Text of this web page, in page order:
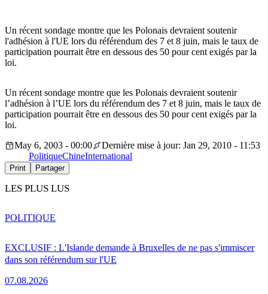
Un récent sondage montre que les Polonais devraient soutenir
l'adhésion à l'UE lors du référendum des 7 et 8 juin, mais le taux de
participation pourrait être en dessous des 50 pour cent exigés par la
loi.
Un récent sondage montre que les Polonais devraient soutenir
l’adhésion à l’UE lors du référendum des 7 et 8 juin, mais le taux de
participation pourrait être en dessous des 50 pour cent exigés par la
loi.
May 6, 2003 - 00:00
Dernière mise à jour: Jan 29, 2010 - 11:53
PolitiqueChineInternational
Print Partager
LES PLUS LUS
EXCLUSIF : L'Islande demande à Bruxelles de ne pas s'immiscer
dans son référendum sur l'UE
07.08.2026
POLITIQUE